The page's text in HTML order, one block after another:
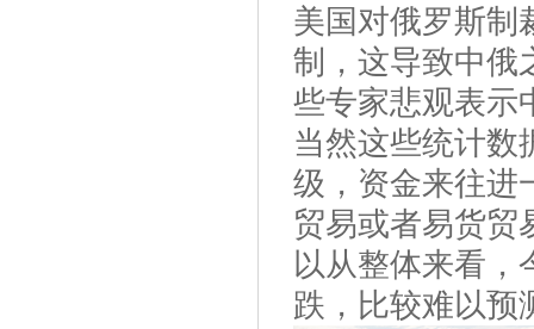
美国对俄罗斯制
制，这导致中俄
些专家悲观表示
当然这些统计数
级，资金来往进
贸易或者易货贸
以从整体来看，
跌，比较难以预